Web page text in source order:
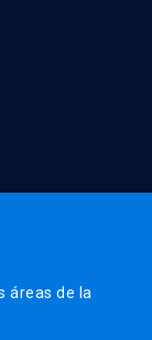
áreas de la